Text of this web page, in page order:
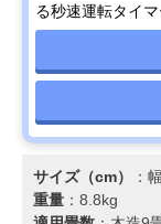
る秒速運転タイ
サイズ（cm）
：
重量 ：8.8kg